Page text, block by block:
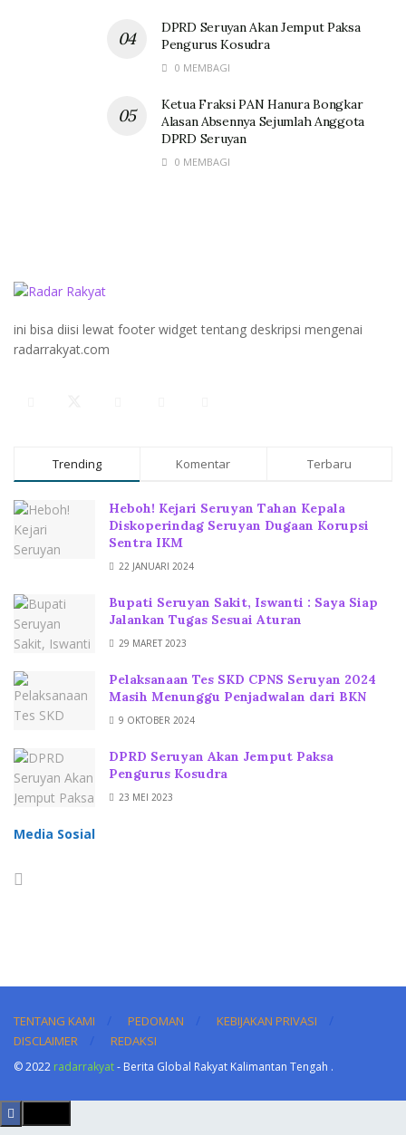
DPRD Seruyan Akan Jemput Paksa
Pengurus Kosudra
0 MEMBAGI
Ketua Fraksi PAN Hanura Bongkar
Alasan Absennya Sejumlah Anggota
DPRD Seruyan
0 MEMBAGI
ini bisa diisi lewat footer widget tentang deskripsi mengenai
radarrakyat.com
Trending Komentar Terbaru
Heboh! Kejari Seruyan Tahan Kepala
Diskoperindag Seruyan Dugaan Korupsi
Sentra IKM
22 JANUARI 2024
Bupati Seruyan Sakit, Iswanti : Saya Siap
Jalankan Tugas Sesuai Aturan
29 MARET 2023
Pelaksanaan Tes SKD CPNS Seruyan 2024
Masih Menunggu Penjadwalan dari BKN
9 OKTOBER 2024
DPRD Seruyan Akan Jemput Paksa
Pengurus Kosudra
23 MEI 2023
Media Sosial
TENTANG KAMI PEDOMAN
KEBIJAKAN PRIVASI
DISCLAIMER
REDAKSI
© 2022 radarrakyat- Berita Global Rakyat Kalimantan Tengah .